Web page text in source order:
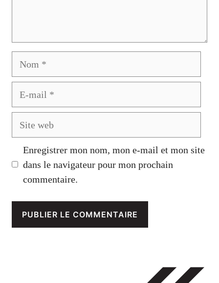
Enregistrer mon nom, mon e-mail et mon site
dans le navigateur pour mon prochain
commentaire.